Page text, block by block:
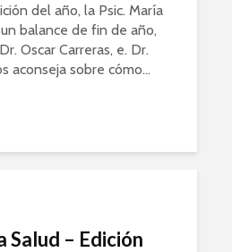
del año, la Psic. María
balance de fin de año,
Oscar Carreras, e. Dr.
aconseja sobre cómo...
Salud – Edición